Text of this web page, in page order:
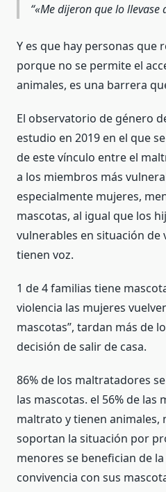
«Me dijeron que lo llevase
Y es que hay personas que
porque no se permite el
animales, es una barrera
El observatorio de género
estudio en 2019 en el que
de este vínculo entre el
a los miembros más
especialmente mujeres,
mascotas, al igual que los
vulnerables en situación de
tienen voz.
1 de 4 familias tiene
violencia las mujeres
mascotas”, tardan más de
decisión de salir de casa.
86% de los maltratadores
las mascotas. el 56% de las
maltrato y tienen animales,
soportan la situación por
menores se benefician de
convivencia con sus